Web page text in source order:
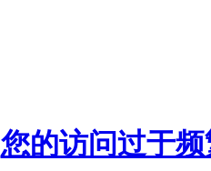
您的访问过于